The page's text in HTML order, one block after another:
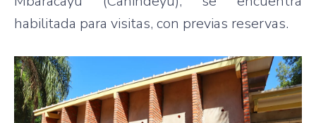
habilitada para visitas, con previas reservas.